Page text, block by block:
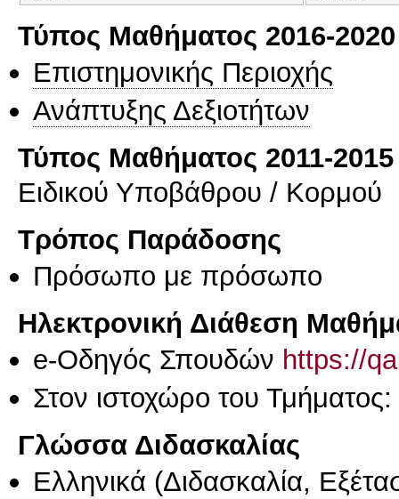
Τύπος Μαθήματος 2016-2020
Επιστημονικής Περιοχής
Ανάπτυξης Δεξιοτήτων
Τύπος Μαθήματος 2011-2015
Ειδικού Υποβάθρου / Κορμού
Τρόπος Παράδοσης
Πρόσωπο με πρόσωπο
Ηλεκτρονική Διάθεση
e-Οδηγός Σπουδών https://
Στον ιστοχώρο του Τμήματος:
Γλώσσα Διδασκαλίας
Ελληνικά (Διδασκαλία,